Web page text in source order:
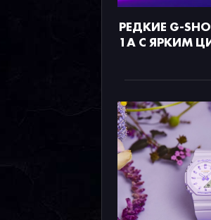
РЕДКИЕ G-
1A С ЯРКИМ